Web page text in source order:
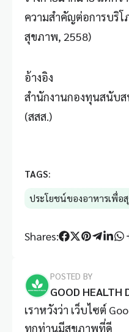
ความสำคัญต่อการบริโ
สุขภาพ, 2558)
อ้างอิง
สำนักงานกองทุนสนับส
(สสส.)
TAGS:
ประโยชน์ของอาหารเพื่อ
Shares:
POSTED BY
GOOD HEALTH
เราหวังว่า เว็บไซต์
ทุกท่านมีสุขภาพที่ดี